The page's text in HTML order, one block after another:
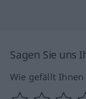
Sagen Sie uns
Wie gefällt